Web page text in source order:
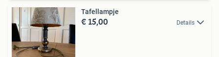
Tafellampje
€ 15,00 Details